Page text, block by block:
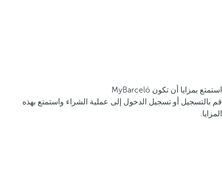
استمتع بمزايا أن تكون MyBarceló
قم بالتسجيل أو تسجيل الدخول إلى عملية الشراء واستمتع بهذه
المزايا.